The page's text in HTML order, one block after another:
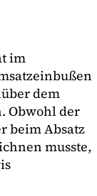
im
dem
Obwohl der
beim Absatz
musste,